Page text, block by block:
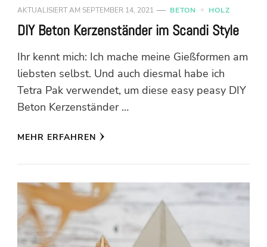
AKTUALISIERT AM SEPTEMBER 14, 2021 BETON HOLZ
DIY Beton Kerzenständer im Scandi Style
Ihr kennt mich: Ich mache meine Gießformen am
liebsten selbst. Und auch diesmal habe ich
Tetra Pak verwendet, um diese easy peasy DIY
Beton Kerzenständer …
MEHR ERFAHREN